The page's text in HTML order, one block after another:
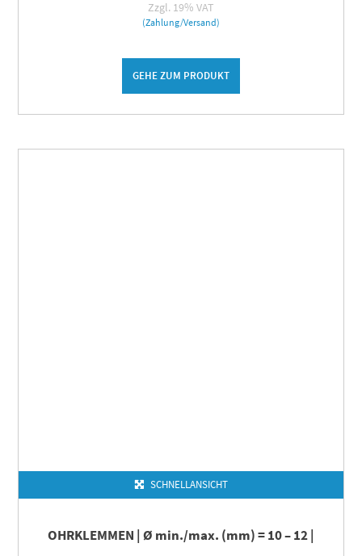
Zzgl. 19% VAT
(Zahlung/Versand)
GEHE ZUM PRODUKT
SCHNELLANSICHT
OHRKLEMMEN | Ø min./max. (mm) = 10 – 12 |